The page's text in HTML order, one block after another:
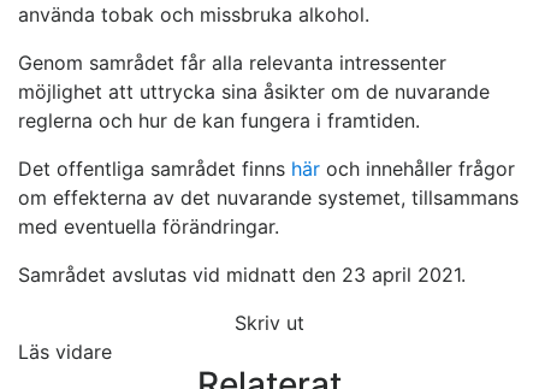
använda tobak och missbruka alkohol.
Genom samrådet får alla relevanta intressenter
möjlighet att uttrycka sina åsikter om de nuvarande
reglerna och hur de kan fungera i framtiden.
Det offentliga samrådet finns här och innehåller frågor
om effekterna av det nuvarande systemet, tillsammans
med eventuella förändringar.
Samrådet avslutas vid midnatt den 23 april 2021.
Skriv ut
Läs vidare